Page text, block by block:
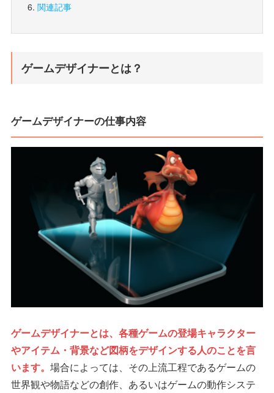
関連記事
ゲームデザイナーとは？
ゲームデザイナーの仕事内容
ゲームデザイナーとは、各種ゲームの登場キャラクター
やアイテム・背景など図柄をデザインする人のことを言
います。 場合によっては、その上流工程であるゲームの
世界観や物語などの創作、あるいはゲームの動作システ